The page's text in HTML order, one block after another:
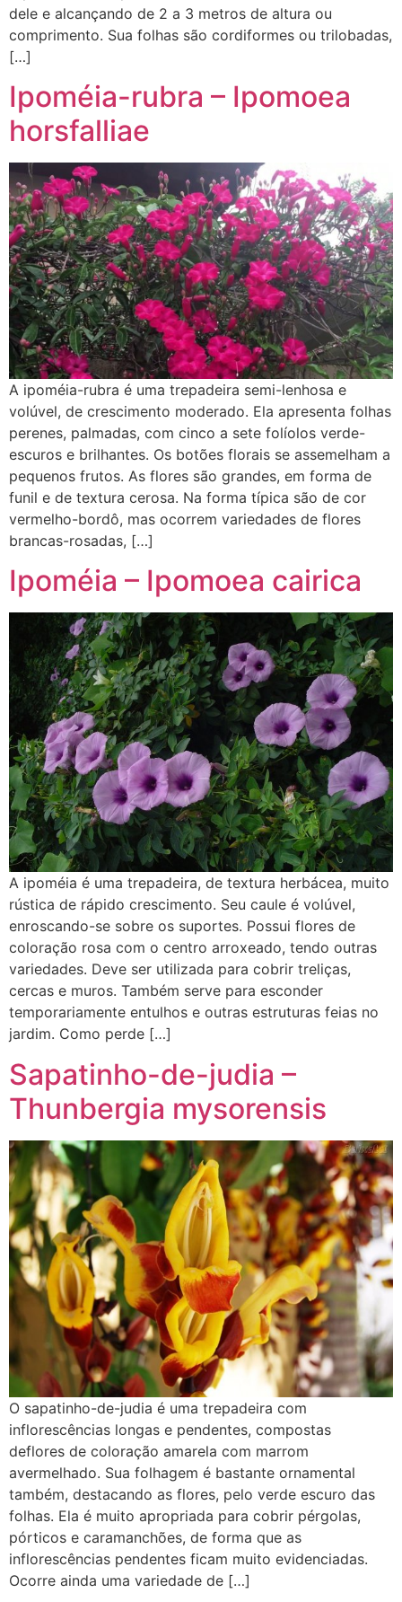
dele e alcançando de 2 a 3 metros de altura ou
comprimento. Sua folhas são cordiformes ou trilobadas,
[…]
Ipoméia-rubra – Ipomoea
horsfalliae
A ipoméia-rubra é uma trepadeira semi-lenhosa e
volúvel, de crescimento moderado. Ela apresenta folhas
perenes, palmadas, com cinco a sete folíolos verde-
escuros e brilhantes. Os botões florais se assemelham a
pequenos frutos. As flores são grandes, em forma de
funil e de textura cerosa. Na forma típica são de cor
vermelho-bordô, mas ocorrem variedades de flores
brancas-rosadas, […]
Ipoméia – Ipomoea cairica
A ipoméia é uma trepadeira, de textura herbácea, muito
rústica de rápido crescimento. Seu caule é volúvel,
enroscando-se sobre os suportes. Possui flores de
coloração rosa com o centro arroxeado, tendo outras
variedades. Deve ser utilizada para cobrir treliças,
cercas e muros. Também serve para esconder
temporariamente entulhos e outras estruturas feias no
jardim. Como perde […]
Sapatinho-de-judia –
Thunbergia mysorensis
O sapatinho-de-judia é uma trepadeira com
inflorescências longas e pendentes, compostas
deflores de coloração amarela com marrom
avermelhado. Sua folhagem é bastante ornamental
também, destacando as flores, pelo verde escuro das
folhas. Ela é muito apropriada para cobrir pérgolas,
pórticos e caramanchões, de forma que as
inflorescências pendentes ficam muito evidenciadas.
Ocorre ainda uma variedade de […]